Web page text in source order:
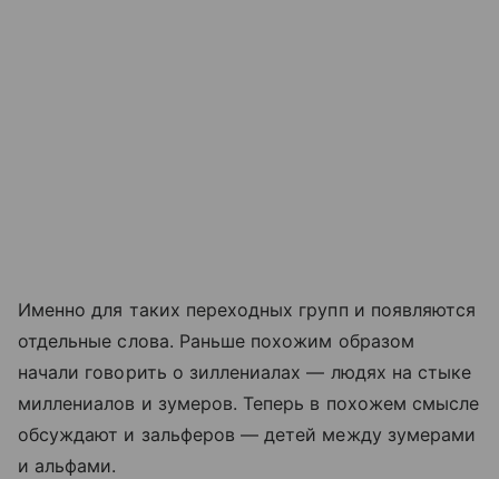
Именно для таких переходных групп и появляются
отдельные слова. Раньше похожим образом
начали говорить о зиллениалах — людях на стыке
миллениалов и зумеров. Теперь в похожем смысле
обсуждают и зальферов — детей между зумерами
и альфами.